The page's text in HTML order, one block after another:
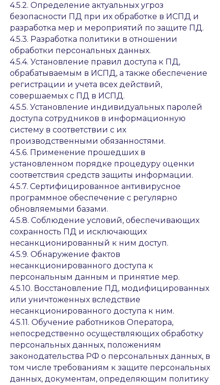
4.5.2. Определение актуальных угроз
безопасности ПД при их обработке в ИСПД и
разработка мер и мероприятий по защите ПД.
4.5.3. Разработка политики в отношении
обработки персональных данных.
4.5.4. Установление правил доступа к ПД,
обрабатываемым в ИСПД, а также обеспечение
регистрации и учета всех действий,
совершаемых с ПД в ИСПД.
4.5.5. Установление индивидуальных паролей
доступа сотрудников в информационную
систему в соответствии с их
производственными обязанностями.
4.5.6. Применение прошедших в
установленном порядке процедуру оценки
соответствия средств защиты информации.
4.5.7. Сертифицированное антивирусное
программное обеспечение с регулярно
обновляемыми базами.
4.5.8. Соблюдение условий, обеспечивающих
сохранность ПД и исключающих
несанкционированный к ним доступ.
4.5.9. Обнаружение фактов
несанкционированного доступа к
персональным данным и принятие мер.
4.5.10. Восстановление ПД, модифицированных
или уничтоженных вследствие
несанкционированного доступа к ним.
4.5.11. Обучение работников Оператора,
непосредственно осуществляющих обработку
персональных данных, положениям
законодательства РФ о персональных данных, в
том числе требованиям к защите персональных
данных, документам, определяющим политику